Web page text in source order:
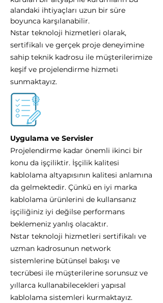
alandaki ihtiyaçları uzun bir süre
boyunca karşılanabilir.
Nstar teknoloji hizmetleri olarak,
sertifikalı ve gerçek proje deneyimine
sahip teknik kadrosu ile müşterilerimize
keşif ve projelendirme hizmeti
sunmaktayız.
Uygulama ve Servisler
Projelendirme kadar önemli ikinci bir
konu da işçiliktir. İşçilik kalitesi
kablolama altyapısının kalitesi anlamına
da gelmektedir. Çünkü en iyi marka
kablolama ürünlerini de kullansanız
işçiliğiniz iyi değilse performans
beklemeniz yanlış olacaktır.
Nstar teknoloji hizmetleri sertifikalı ve
uzman kadrosunun network
sistemlerine bütünsel bakışı ve
tecrübesi ile müşterilerine sorunsuz ve
yıllarca kullanabilecekleri yapısal
kablolama sistemleri kurmaktayız.